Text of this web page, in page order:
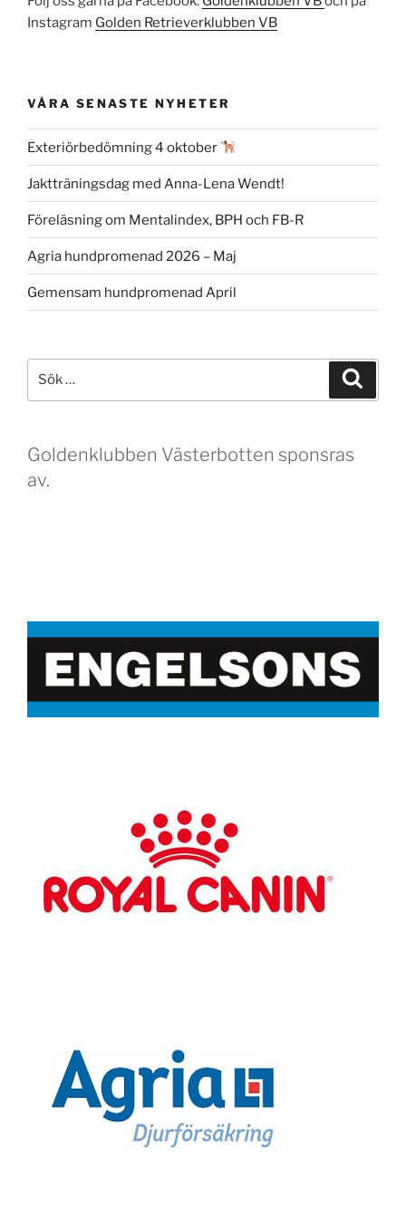
Instagram Golden Retrieverklubben VB
VÅRA SENASTE NYHETER
Exteriörbedömning 4 oktober
Jaktträningsdag med Anna-Lena Wendt!
Föreläsning om Mentalindex, BPH och FB-R
Agria hundpromenad 2026 – Maj
Gemensam hundpromenad April
efter:
Goldenklubben Västerbotten sponsras
av.